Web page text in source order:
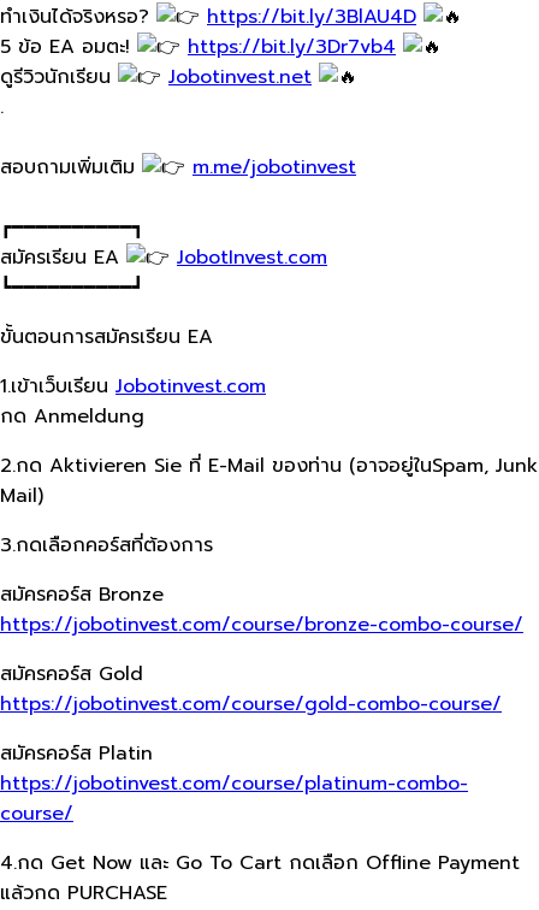
ทำเงินได้จริงหรอ?
https://bit.ly/3BlAU4D
5 ข้อ EA อมตะ!
https://bit.ly/3Dr7vb4
ดูรีวิวนักเรียน
Jobotinvest.net
.
สอบถามเพิ่มเติม m.me/jobotinvest
┏━━━━━━━━━━┓
สมัครเรียน EA
JobotInvest.com
┗━━━━━━━━━━┛
ขั้นตอนการสมัครเรียน EA
1.เข้าเว็บเรียน Jobotinvest.com
กด Anmeldung
2.กด Aktivieren Sie ที่ E-Mail ของท่าน (อาจอยู่ในSpam, Junk
Mail)
3.กดเลือกคอร์สที่ต้องการ
สมัครคอร์ส Bronze
https://jobotinvest.com/course/bronze-combo-course/
สมัครคอร์ส Gold
https://jobotinvest.com/course/gold-combo-course/
สมัครคอร์ส Platin
https://jobotinvest.com/course/platinum-combo-
course/
4.กด Get Now และ Go To Cart กดเลือก Offline Payment
แล้วกด PURCHASE